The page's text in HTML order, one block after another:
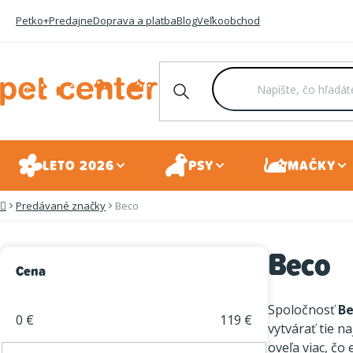
Petko+PredajneDoprava a platbaBlogVeľkoobchod
LETO 2026 PSY MAČKY
DomovPredávané značky Beco
Cena
0 € 119 €
Beco
Spoločnosť
vytvárať tie
oveľa viac, čo